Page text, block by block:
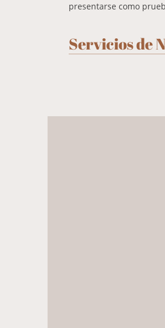
presentarse como
Servicios de